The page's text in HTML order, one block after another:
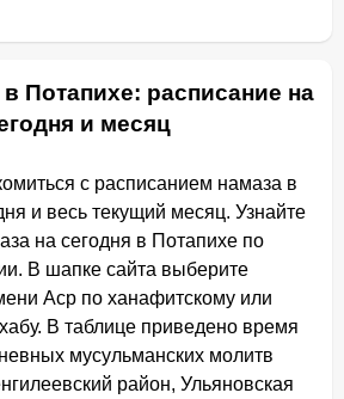
Потапихе: расписание на
и месяц
с расписанием намаза в
и весь текущий месяц. Узнайте
на сегодня в Потапихе по
В шапке сайта выберите
Аср по ханафитскому или
В таблице приведено время
мусульманских молитв
район, Ульяновская